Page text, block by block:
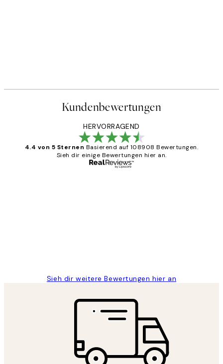
Kundenbewertungen
HERVORRAGEND
4.4 von 5 Sternen Basierend auf 108908 Bewertungen.
Sieh dir einige Bewertungen hier an.
Sieh dir weitere Bewertungen hier an